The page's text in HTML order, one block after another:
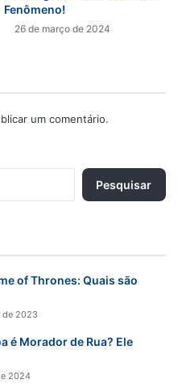
Fenômeno!
26 de março de 2024
um comentário.
Pesquisar
of Thrones: Quais são
de 2023
é Morador de Rua? Ele
2024